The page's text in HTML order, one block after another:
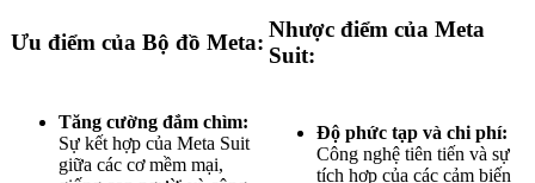
Ưu điểm của Bộ đồ Meta:
Nhược điểm của Meta
Suit:
Tăng cường đắm chìm:
Sự kết hợp của Meta Suit
giữa các cơ mềm mại,
Độ phức tạp và chi phí:
Công nghệ tiên tiến và sự
tích hợp của các cảm biến